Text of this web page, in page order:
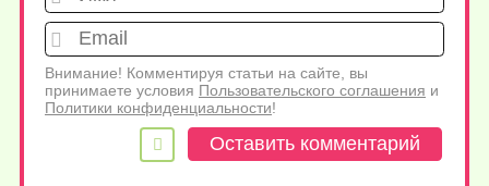
Внимание! Комментируя статьи на сайте, вы
принимаете условия Пользовательского соглашения и
Политики конфиденциальности!